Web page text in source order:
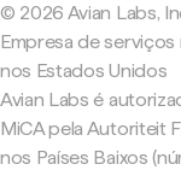
© 2026 Avian Labs,
Empresa de
nos Estados Unidos
Avian Labs é
MiCA pela Autoriteit
nos Países Baixos